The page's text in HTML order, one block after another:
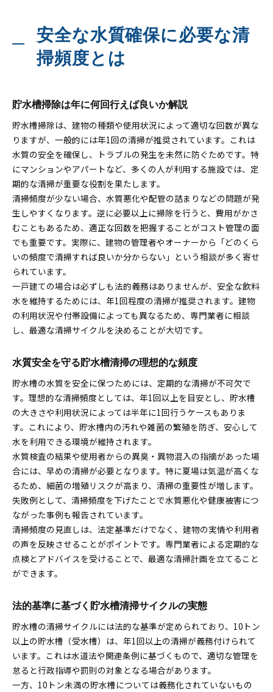
安全な水質確保に必要な清
掃頻度とは
貯水槽掃除は年に何回行えば良いか解説
貯水槽掃除は、建物の種類や使用状況によって適切な回数が異な
りますが、一般的には年1回の清掃が推奨されています。これは
水質の安全を確保し、トラブルの発生を未然に防ぐためです。特
にマンションやアパートなど、多くの人が利用する施設では、定
期的な清掃が重要な役割を果たします。
清掃頻度が少ない場合、水質悪化や配管の詰まりなどの問題が発
生しやすくなります。逆に必要以上に掃除を行うと、費用がかさ
むこともあるため、適正な回数を把握することがコスト管理の面
でも重要です。実際に、建物の管理者やオーナーから「どのくら
いの頻度で清掃すれば良いか分からない」という相談が多く寄せ
られています。
一戸建ての場合は必ずしも法的義務はありませんが、安全な飲料
水を維持するためには、年1回程度の清掃が推奨されます。建物
の利用状況や付帯設備によっても異なるため、専門業者に相談
し、最適な清掃サイクルを決めることが大切です。
水質安全を守る貯水槽清掃の理想的な頻度
貯水槽の水質を安全に保つためには、定期的な清掃が不可欠で
す。理想的な清掃頻度としては、年1回以上を目安とし、貯水槽
の大きさや利用状況によっては半年に1回行うケースもありま
す。これにより、貯水槽内の汚れや雑菌の繁殖を防ぎ、安心して
水を利用できる環境が維持されます。
水質検査の結果や使用者からの異臭・異物混入の指摘があった場
合には、早めの清掃が必要となります。特に夏場は気温が高くな
るため、細菌の増殖リスクが高まり、清掃の重要性が増します。
失敗例として、清掃頻度を下げたことで水質悪化や健康被害につ
ながった事例も報告されています。
清掃頻度の見直しは、法定基準だけでなく、建物の実情や利用者
の声を反映させることがポイントです。専門業者による定期的な
点検とアドバイスを受けることで、最適な清掃計画を立てること
ができます。
法的基準に基づく貯水槽清掃サイクルの実態
貯水槽の清掃サイクルには法的な基準が定められており、10トン
以上の貯水槽（受水槽）は、年1回以上の清掃が義務付けられて
います。これは水道法や関連条例に基づくもので、適切な管理を
怠ると行政指導や罰則の対象となる場合があります。
一方、10トン未満の貯水槽については義務化されていないもの